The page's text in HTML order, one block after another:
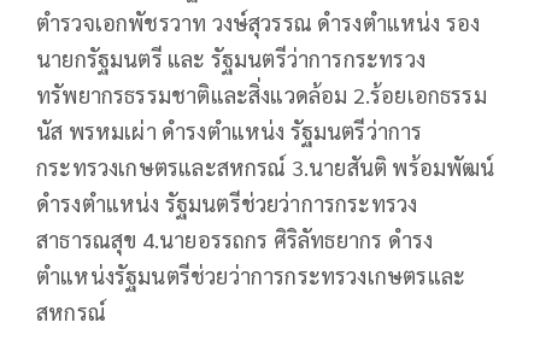
ตำรวจเอกพัชรวาท วงษ์สุวรรณ ดำรงตำแหน่ง รอง
นายกรัฐมนตรี และ รัฐมนตรีว่าการกระทรวง
ทรัพยากรธรรมชาติและสิ่งแวดล้อม 2.ร้อยเอกธรรม
นัส พรหมเผ่า ดำรงตำแหน่ง รัฐมนตรีว่าการ
กระทรวงเกษตรและสหกรณ์ 3.นายสันติ พร้อมพัฒน์
ดำรงตำแหน่ง รัฐมนตรีช่วยว่าการกระทรวง
สาธารณสุข 4.นายอรรถกร ศิริลัทธยากร ดำรง
ตำแหน่งรัฐมนตรีช่วยว่าการกระทรวงเกษตรและ
สหกรณ์